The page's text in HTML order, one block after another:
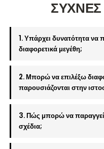
ΣΥΧΝΕΣ
1. Υπάρχει δυνατότητα
διαφορετικά μεγέθη;
2. Μπορώ να επιλέξω
παρουσιάζονται στην
3. Πώς μπορώ να
σχέδια;